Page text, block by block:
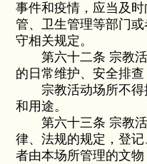
事件和疫情，应当及
管、卫生管理等部门
守相关规定。
第六十二条 宗教活
的日常维护、安全排查
宗教活动场所不得
和用途。
第六十三条 宗教活
律、法规的规定，登
者由本场所管理的文